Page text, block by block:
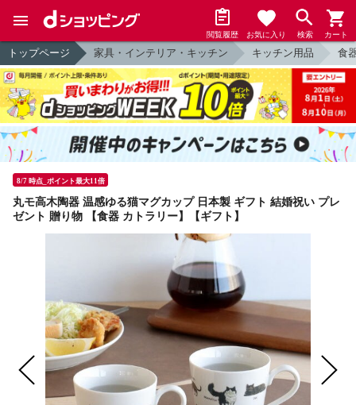
閲覧履歴 お気に入り 検索 カート
トップページ 家具・インテリア・キッチン キッチン用品 食
8/7 時点_ポイント最大11倍
丸モ高木陶器 温感ゆる猫マグカップ 日本製 ギフト 結婚祝い プレ
ゼント 贈り物 【食器 カトラリー】【ギフト】